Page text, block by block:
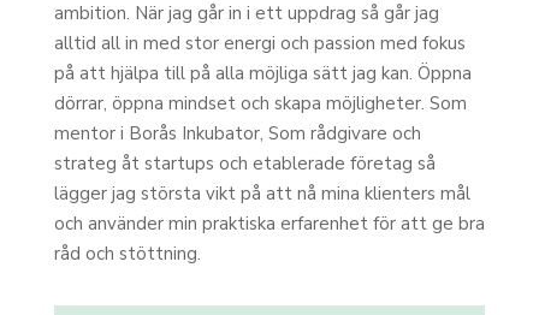
ambition. När jag går in i ett uppdrag så går jag
alltid all in med stor energi och passion med fokus
på att hjälpa till på alla möjliga sätt jag kan. Öppna
dörrar, öppna mindset och skapa möjligheter. Som
mentor i Borås Inkubator, Som rådgivare och
strateg åt startups och etablerade företag så
lägger jag största vikt på att nå mina klienters mål
och använder min praktiska erfarenhet för att ge bra
råd och stöttning.